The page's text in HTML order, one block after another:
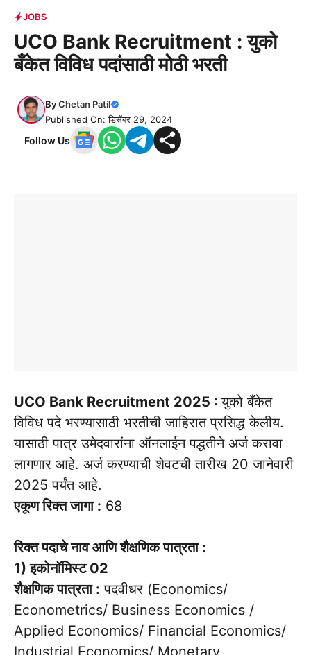
JOBS
UCO Bank Recruitment : युको
बँकेत विविध पदांसाठी मोठी भरती
ByChetan Patil
Published On: डिसेंबर 29, 2024
Follow Us
UCO Bank Recruitment 2025 :युको बँकेत
विविध पदे भरण्यासाठी भरतीची जाहिरात प्रसिद्ध केलीय.
यासाठी पात्र उमेदवारांना ऑनलाईन पद्धतीने अर्ज करावा
लागणार आहे. अर्ज करण्याची शेवटची तारीख 20 जानेवारी
2025 पर्यंत आहे.
एकूण रिक्त जागा : 68
रिक्त पदाचे नाव आणि शैक्षणिक पात्रता :
1) इकोनॉमिस्ट 02
शैक्षणिक पात्रता : पदवीधर (Economics/
Econometrics/ Business Economics /
Applied Economics/ Financial Economics/
Industrial Economics/ Monetary